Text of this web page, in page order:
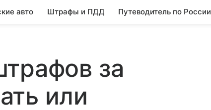
авто Штрафы и ПДД Путеводитель по России
за
или